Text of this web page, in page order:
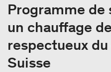
Programme
un chauffage
respectueux
Suisse